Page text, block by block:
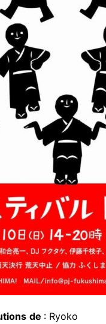
de : Ryoko